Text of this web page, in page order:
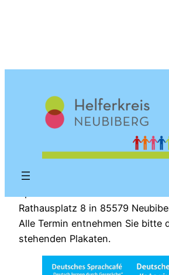
Sprachcafe im
für
Alle Interessierten sind herzlich
Rathausplatz 8 in 85579
Alle Termin entnehmen Sie bitte
stehenden Plakaten.